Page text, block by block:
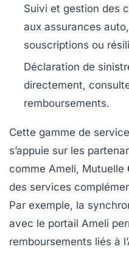
Suivi et gestion des
aux assurances
souscriptions ou
Déclaration de
directement,
remboursements.
Cette gamme de
s’appuie sur les
comme Ameli, Mutuelle
des services
Par exemple, la
avec le portail Ameli
remboursements liés à